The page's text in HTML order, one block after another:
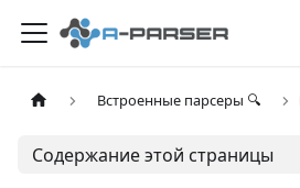
Встроенные парсеры 🔍
Содержание этой страницы